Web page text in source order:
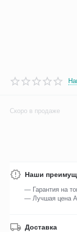
Скоро в продаже
Наши
— Гарантия на
— Лучшая цена
Доставка